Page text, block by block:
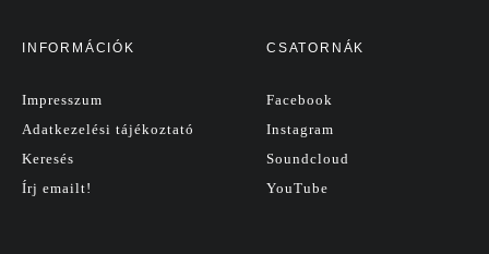
INFORMÁCIÓK
Impresszum
Adatkezelési tájékoztató
Keresés
Írj emailt!
CSATORNÁK
Facebook
Instagram
Soundcloud
YouTube